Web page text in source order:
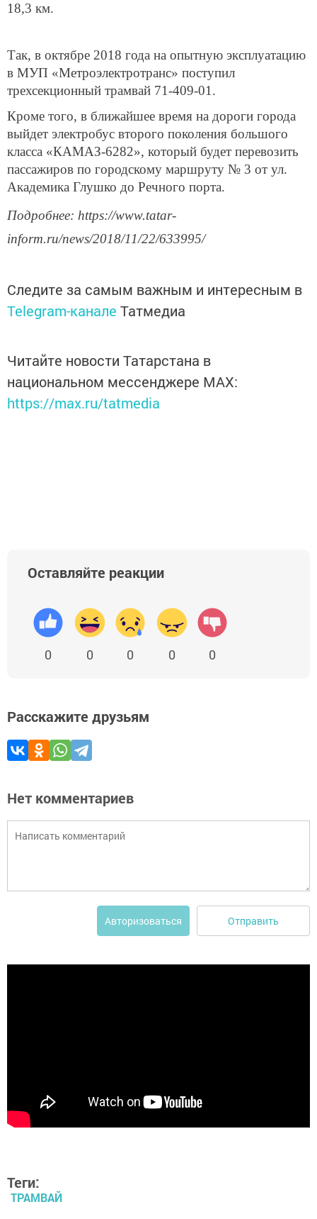
18,3 км.
Так, в октябре 2018 года на опытную эксплуатацию
в МУП «Метроэлектротранс» поступил
трехсекционный трамвай 71-409-01.
Кроме того, в ближайшее время на дороги города
выйдет электробус второго поколения большого
класса «КАМАЗ-6282», который будет перевозить
пассажиров по городскому маршруту № 3 от ул.
Академика Глушко до Речного порта.
Подробнее: https://www.tatar-
inform.ru/news/2018/11/22/633995/
Следите за самым важным и интересным в
Telegram-канале Татмедиа
Читайте новости Татарстана в
национальном мессенджере MАХ:
https://max.ru/tatmedia
Оставляйте реакции
0 0 0 0 0
Расскажите друзьям
Нет комментариев
Авторизоваться Отправить
Теги:
ТРАМВАЙ